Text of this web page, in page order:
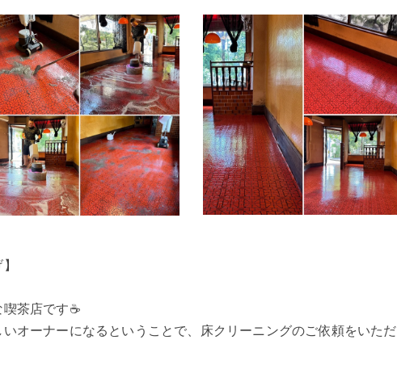
ング
ム
茶店です☕️
オーナーになるということで、床クリーニングのご依頼をいただ